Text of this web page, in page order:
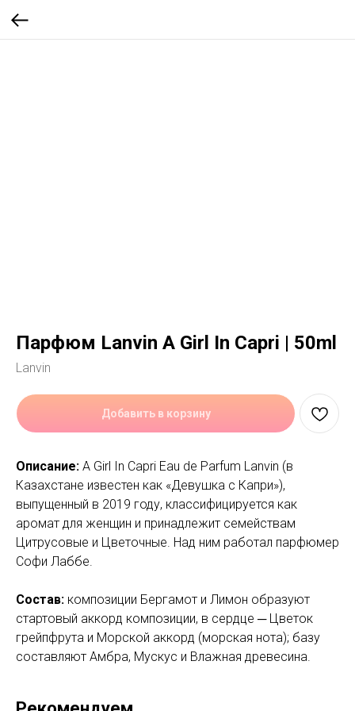
Парфюм Lanvin A Girl In Capri | 50ml
Lanvin
Добавить в корзину
Описание: A Girl In Capri Eau de Parfum Lanvin (в
Казахстане известен как «Девушка с Капри»),
выпущенный в 2019 году, классифицируется как
аромат для женщин и принадлежит семействам
Цитрусовые и Цветочные. Над ним работал парфюмер
Софи Лаббе.
Состав: композиции Бергамот и Лимон образуют
стартовый аккорд композиции, в сердце ─ Цветок
грейпфрута и Морской аккорд (морская нота); базу
составляют Амбра, Мускус и Влажная древесина.